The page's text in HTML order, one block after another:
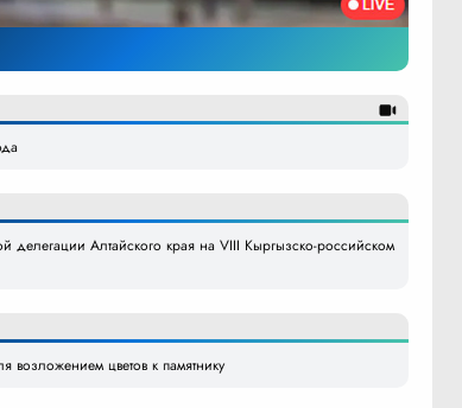
делегации Алтайского края на VIII Кыргызско-российском
возложением цветов к памятнику